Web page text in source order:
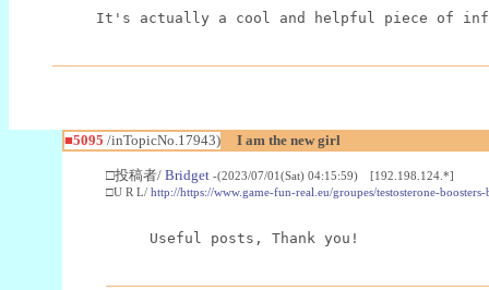
It's actually a cool and helpful piece of
■5095 /inTopicNo.17943) I am the new girl
□投稿者/ Bridget -(2023/07/01(Sat) 04:15:59) [192.198.124.*]
□U R L/ http://https://www.game-fun-real.eu/groupes/testosterone-
Useful posts, Thank you!